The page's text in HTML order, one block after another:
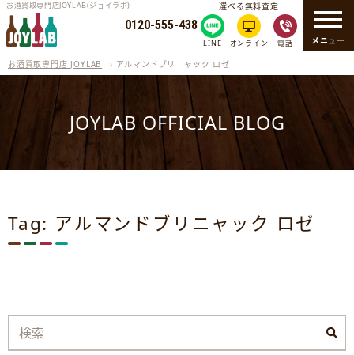
メニュー
お酒買取専門店JOYLAB(ジョイラボ)
0120-555-438
選べる無料査定
LINE オンライン 電話
お酒買取専門店 JOYLAB › アルマンドブリニャック ロゼ
JOYLAB OFFICIAL BLOG
Tag: アルマンドブリニャック ロゼ